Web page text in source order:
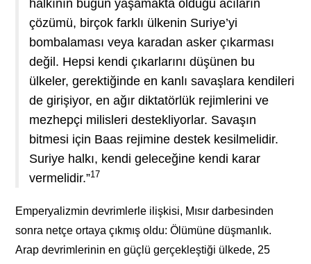
halkının bugün yaşamakta olduğu acıların
çözümü, birçok farklı ülkenin Suriye’yi
bombalaması veya karadan asker çıkarması
değil. Hepsi kendi çıkarlarını düşünen bu
ülkeler, gerektiğinde en kanlı savaşlara kendileri
de girişiyor, en ağır diktatörlük rejimlerini ve
mezhepçi milisleri destekliyorlar. Savaşın
bitmesi için Baas rejimine destek kesilmelidir.
Suriye halkı, kendi geleceğine kendi karar
vermelidir.”17
Emperyalizmin devrimlerle ilişkisi, Mısır darbesinden
sonra netçe ortaya çıkmış oldu: Ölümüne düşmanlık.
Arap devrimlerinin en güçlü gerçekleştiği ülkede, 25